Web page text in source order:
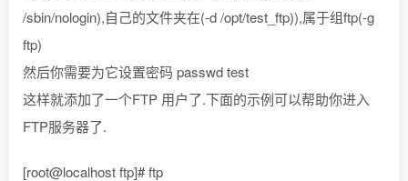
/sbin/nologin),自己的文件夹在(-d /opt/test_ftp)),属于组ftp(-g
ftp)
然后你需要为它设置密码 passwd test
这样就添加了一个FTP 用户了.下面的示例可以帮助你进入
FTP服务器了.
[root@localhost ftp]# ftp